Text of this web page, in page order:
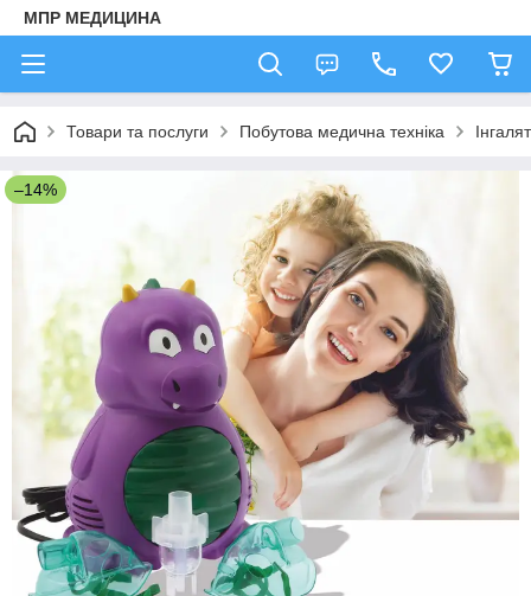
МПР МЕДИЦИНА
Товари та послуги Побутова медична техніка
–14%